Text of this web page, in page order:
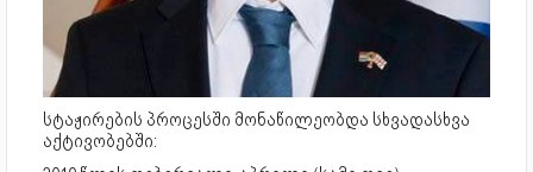
სტაჟირების პროცესში მონაწილეობდა სხვადასხვა
აქტივობებში: